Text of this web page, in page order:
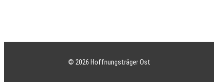
© 2026 Hoffnungsträger Ost